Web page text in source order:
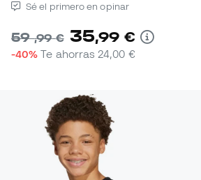
Sé el primero en opinar
59,99 € 35,99 €
-40% Te ahorras 24,00 €